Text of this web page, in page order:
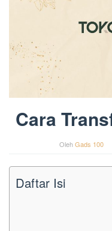
Cara
OlehGads 100
Daftar Isi